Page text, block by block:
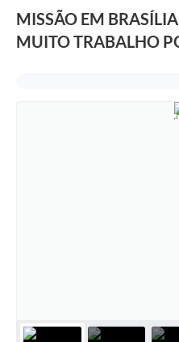
MISSÃO EM
MUITO TRABALHO